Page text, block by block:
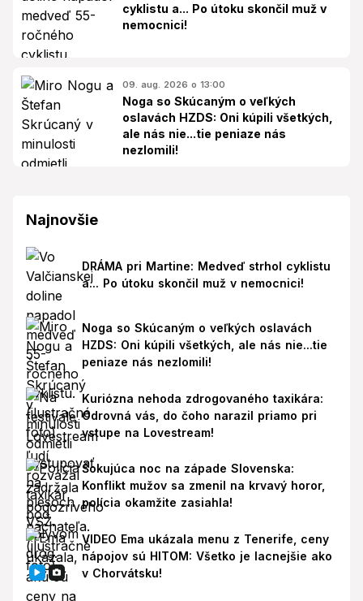
cyklistu a... Po útoku skončil muž v
nemocnici!
09. aug. 2026 o 13:00
Noga so Skúcaným o veľkých
oslavách HZDS: Oni kúpili všetkých,
ale nás nie...tie peniaze nás
nezlomili!
Najnovšie
DRÁMA pri Martine: Medveď strhol cyklistu
a... Po útoku skončil muž v nemocnici!
Noga so Skúcaným o veľkých oslavách
HZDS: Oni kúpili všetkých, ale nás nie...tie
peniaze nás nezlomili!
Kuriózna nehoda zdrogovaného taxikára:
Odrovná vás, do čoho narazil priamo pri
vstupe na Lovestream!
Šokujúca noc na západe Slovenska:
Konflikt mužov sa zmenil na krvavý horor,
polícia okamžite zasiahla!
VIDEO Ema ukázala menu z Tenerife, ceny
nápojov sú HITOM: Všetko je lacnejšie ako
v Chorvátsku!